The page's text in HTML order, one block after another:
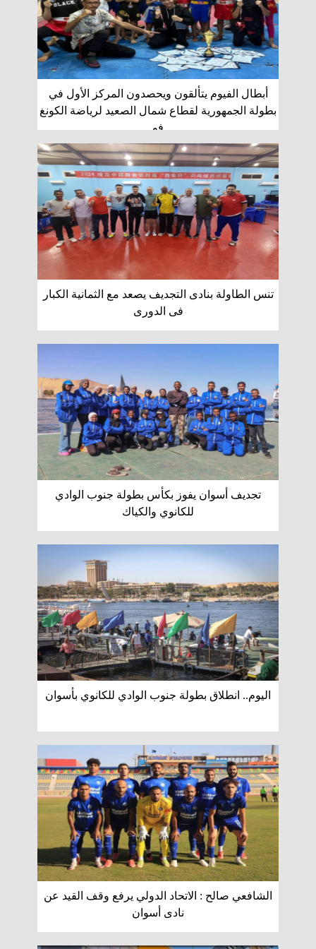
أبطال الفيوم يتألقون ويحصدون المركز الأول في
بطولة الجمهورية لقطاع شمال الصعيد لرياضة الكونغ
فو
تنس الطاولة بنادى التجديف يصعد مع الثمانية الكبار
فى الدورى
تجديف أسوان يفوز بكأس بطولة جنوب الوادي
للكانوي والكياك
اليوم.. انطلاق بطولة جنوب الوادي للكانوي بأسوان
الشافعي صالح : الاتحاد الدولي يرفع وقف القيد عن
نادى أسوان